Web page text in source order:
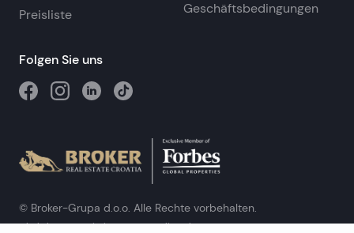
Preisliste
Geschäftsbedingungen
Folgen Sie uns
© Broker-Grupa d.o.o. Alle Rechte vorbehalten.
Obala kneza Branimira 1, 21000 Split-Phone: +385 98 384 007